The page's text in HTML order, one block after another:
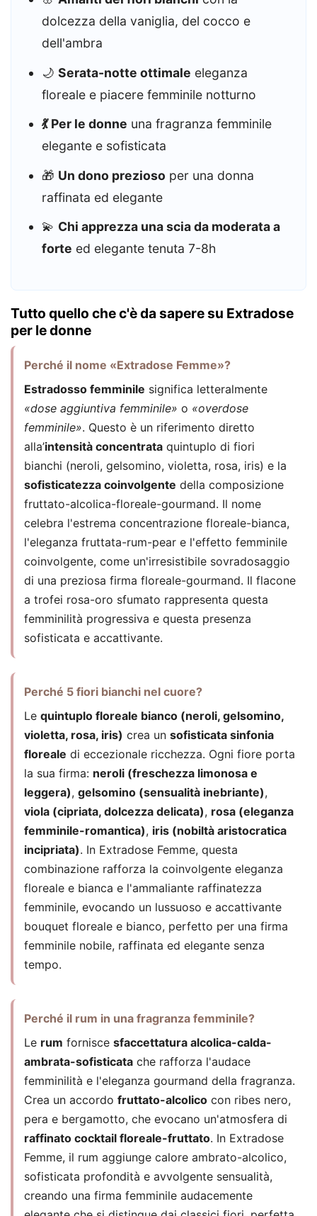
dolcezza della vaniglia, del cocco e
dell'ambra
🌙 Serata-notte ottimale eleganza
floreale e piacere femminile notturno
💃 Per le donne una fragranza femminile
elegante e sofisticata
🎁 Un dono prezioso per una donna
raffinata ed elegante
💫 Chi apprezza una scia da moderata a
forte ed elegante tenuta 7-8h
Tutto quello che c'è da sapere su Extradose
per le donne
Perché il nome «Extradose Femme»?
Estradosso femminile significa letteralmente
«dose aggiuntiva femminile» o «overdose
femminile». Questo è un riferimento diretto
alla’intensità concentrata quintuplo di fiori
bianchi (neroli, gelsomino, violetta, rosa, iris) e la
sofisticatezza coinvolgente della composizione
fruttato-alcolica-floreale-gourmand. Il nome
celebra l'estrema concentrazione floreale-bianca,
l'eleganza fruttata-rum-pear e l'effetto femminile
coinvolgente, come un'irresistibile sovradosaggio
di una preziosa firma floreale-gourmand. Il flacone
a trofei rosa-oro sfumato rappresenta questa
femminilità progressiva e questa presenza
sofisticata e accattivante.
Perché 5 fiori bianchi nel cuore?
Le quintuplo floreale bianco (neroli, gelsomino,
violetta, rosa, iris) crea un sofisticata sinfonia
floreale di eccezionale ricchezza. Ogni fiore porta
la sua firma: neroli (freschezza limonosa e
leggera), gelsomino (sensualità inebriante),
viola (cipriata, dolcezza delicata), rosa (eleganza
femminile-romantica), iris (nobiltà aristocratica
incipriata). In Extradose Femme, questa
combinazione rafforza la coinvolgente eleganza
floreale e bianca e l'ammaliante raffinatezza
femminile, evocando un lussuoso e accattivante
bouquet floreale e bianco, perfetto per una firma
femminile nobile, raffinata ed elegante senza
tempo.
Perché il rum in una fragranza femminile?
Le rum fornisce sfaccettatura alcolica-calda-
ambrata-sofisticata che rafforza l'audace
femminilità e l'eleganza gourmand della fragranza.
Crea un accordo fruttato-alcolico con ribes nero,
pera e bergamotto, che evocano un'atmosfera di
raffinato cocktail floreale-fruttato. In Extradose
Femme, il rum aggiunge calore ambrato-alcolico,
sofisticata profondità e avvolgente sensualità,
creando una firma femminile audacemente